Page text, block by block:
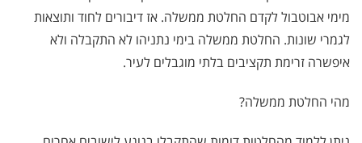
מימי אבוטבול לקדם החלטת ממשלה. אז דיבורים לחוד ותוצאות
לגמרי שונות. החלטת ממשלה בימי נתניהו לא התקבלה ולא
איפשרה זרימת תקציבים בלתי מוגבלים לעיר.
מהי החלטת ממשלה?